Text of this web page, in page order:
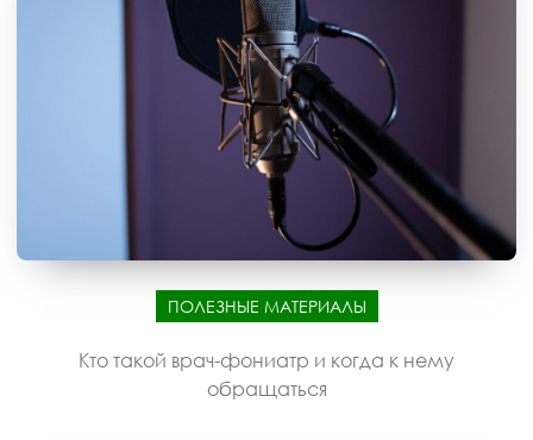
ПОЛЕЗНЫЕ МАТЕРИАЛЫ
Кто такой врач-фониатр и когда к нему
обращаться